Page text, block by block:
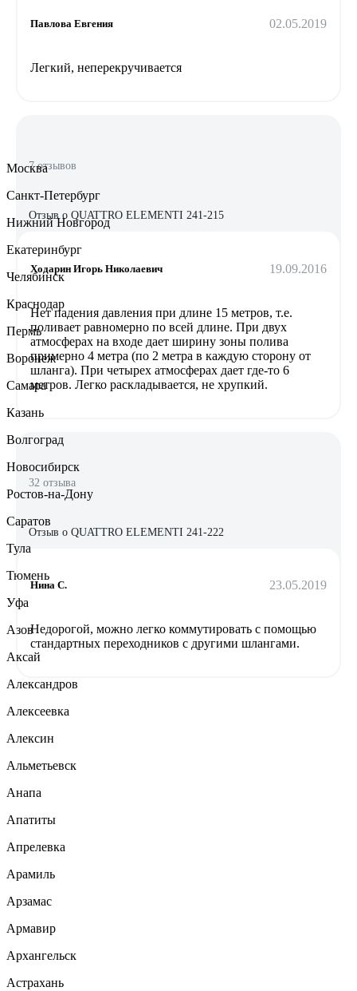
Павлова Евгения 02.05.2019
Легкий, неперекручивается
7 отзывов
Отзыв о QUATTRO ELEMENTI 241-215
Ходарин Игорь Николаевич 19.09.2016
Нет падения давления при длине 15 метров, т.е.
поливает равномерно по всей длине. При двух
атмосферах на входе дает ширину зоны полива
примерно 4 метра (по 2 метра в каждую сторону от
шланга). При четырех атмосферах дает где-то 6
метров. Легко раскладывается, не хрупкий.
32 отзыва
Отзыв о QUATTRO ELEMENTI 241-222
Нина С. 23.05.2019
Недорогой, можно легко коммутировать с помощью
стандартных переходников с другими шлангами.
Москва
Санкт-Петербург
Нижний Новгород
Екатеринбург
Челябинск
Краснодар
Пермь
Воронеж
Самара
Казань
Волгоград
Новосибирск
Ростов-на-Дону
Саратов
Тула
Тюмень
Уфа
Азов
Аксай
Александров
Алексеевка
Алексин
Альметьевск
Анапа
Апатиты
Апрелевка
Арамиль
Арзамас
Армавир
Архангельск
Астрахань